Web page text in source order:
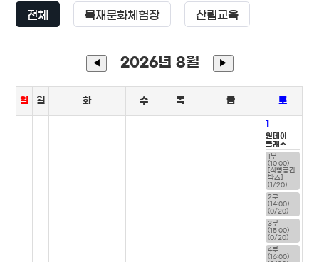
전체 목재문화체험장 산림교육
◀ 2026년 8월 ▶
일 월 화 수 목 금 토
1
원데이
클래스
1부
(10:00)
[식빵공간
박스]
(1/20)
2부
(14:00)
(0/20)
3부
(15:00)
(0/20)
4부
(16:00)